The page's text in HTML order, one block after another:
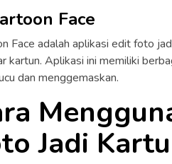
Face
Face adalah aplikasi edit foto
kartun. Aplikasi ini memiliki
dan menggemaskan.
Jadi